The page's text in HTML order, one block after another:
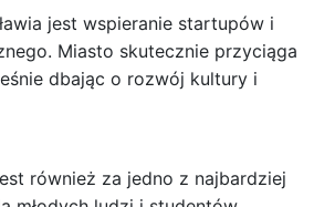
jest wspieranie startupów i
Miasto skutecznie przyciąga
dbając o rozwój kultury i
również za jedno z najbardziej